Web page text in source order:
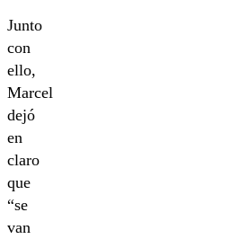
Junto
con
ello,
Marcel
dejó
en
claro
que
“se
van